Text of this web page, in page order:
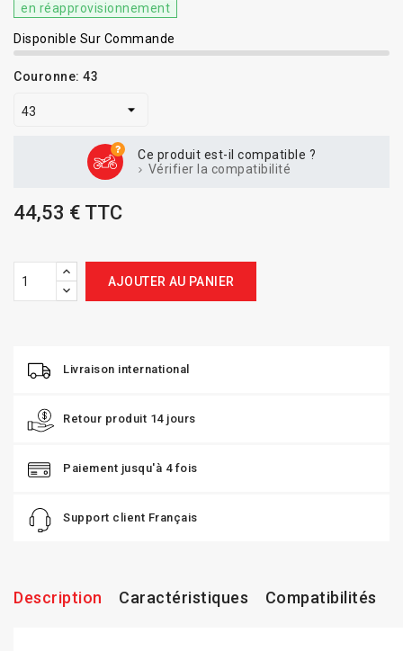
en réapprovisionnement
Disponible Sur Commande
Couronne: 43
Ce produit est-il compatible ?
Vérifier la compatibilité
44,53 € TTC
AJOUTER AU PANIER
Livraison international
Retour produit 14 jours
Paiement jusqu'à 4 fois
Support client Français
Description Caractéristiques Compatibilités